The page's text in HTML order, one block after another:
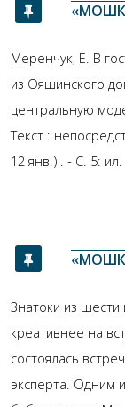
Меренчук, Е. В
из Ояшинского
центральную
Текст :
12 янв.) . - С. 5: ил.
Знатоки из
креативнее на
состоялась
эксперта. Одним